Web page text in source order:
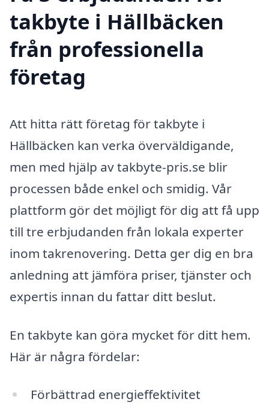
takbyte i Hällbäcken
från professionella
företag
Att hitta rätt företag för takbyte i
Hällbäcken kan verka överväldigande,
men med hjälp av takbyte-pris.se blir
processen både enkel och smidig. Vår
plattform gör det möjligt för dig att få upp
till tre erbjudanden från lokala experter
inom takrenovering. Detta ger dig en bra
anledning att jämföra priser, tjänster och
expertis innan du fattar ditt beslut.
En takbyte kan göra mycket för ditt hem.
Här är några fördelar:
Förbättrad energieffektivitet